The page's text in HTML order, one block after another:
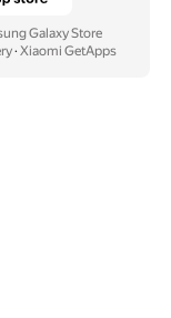
Galaxy Store
· Xiaomi GetApps